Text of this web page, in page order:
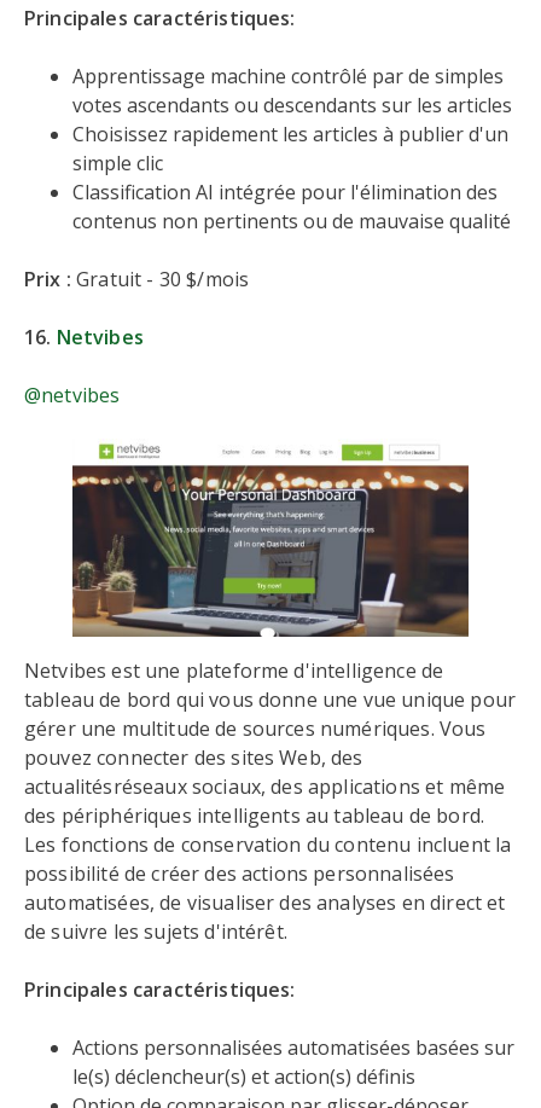
Principales caractéristiques:
Apprentissage machine contrôlé par de simples
votes ascendants ou descendants sur les articles
Choisissez rapidement les articles à publier d'un
simple clic
Classification AI intégrée pour l'élimination des
contenus non pertinents ou de mauvaise qualité
Prix : Gratuit - 30 $/mois
16. Netvibes
@netvibes
Netvibes est une plateforme d'intelligence de
tableau de bord qui vous donne une vue unique pour
gérer une multitude de sources numériques. Vous
pouvez connecter des sites Web, des
actualitésréseaux sociaux, des applications et même
des périphériques intelligents au tableau de bord.
Les fonctions de conservation du contenu incluent la
possibilité de créer des actions personnalisées
automatisées, de visualiser des analyses en direct et
de suivre les sujets d'intérêt.
Principales caractéristiques:
Actions personnalisées automatisées basées sur
le(s) déclencheur(s) et action(s) définis